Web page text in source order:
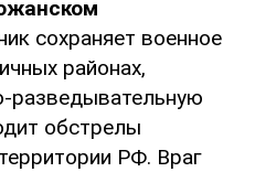
сохраняет военное
районах,
разведывательную
обстрелы
РФ. Враг